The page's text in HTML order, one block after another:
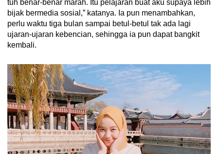
tuh benar-benar marah. Itu pelajaran buat aku supaya lebih
bijak bermedia sosial,” katanya. Ia pun menambahkan,
perlu waktu tiga bulan sampai betul-betul tak ada lagi
ujaran-ujaran kebencian, sehingga ia pun dapat bangkit
kembali.